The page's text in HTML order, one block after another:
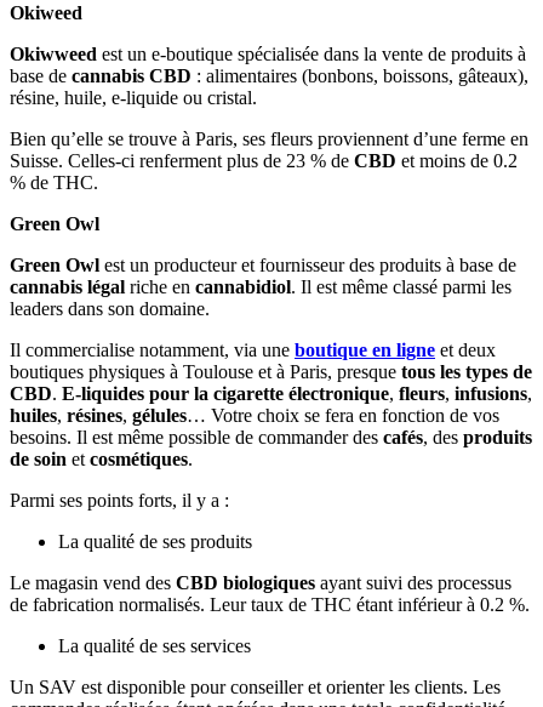
Okiweed
Okiwweed est un e-boutique spécialisée dans la vente de produits à
base de cannabis CBD : alimentaires (bonbons, boissons, gâteaux),
résine, huile, e-liquide ou cristal.
Bien qu’elle se trouve à Paris, ses fleurs proviennent d’une ferme en
Suisse. Celles-ci renferment plus de 23 % de CBD et moins de 0.2
% de THC.
Green Owl
Green Owl est un producteur et fournisseur des produits à base de
cannabis légal riche en cannabidiol. Il est même classé parmi les
leaders dans son domaine.
Il commercialise notamment, via une boutique en ligne et deux
boutiques physiques à Toulouse et à Paris, presque tous les types de
CBD. E-liquides pour la cigarette électronique, fleurs, infusions,
huiles, résines, gélules… Votre choix se fera en fonction de vos
besoins. Il est même possible de commander des cafés, des produits
de soin et cosmétiques.
Parmi ses points forts, il y a :
La qualité de ses produits
Le magasin vend des CBD biologiques ayant suivi des processus
de fabrication normalisés. Leur taux de THC étant inférieur à 0.2 %.
La qualité de ses services
Un SAV est disponible pour conseiller et orienter les clients. Les